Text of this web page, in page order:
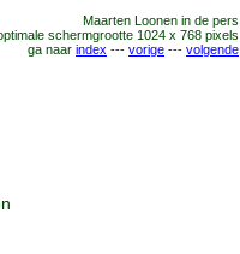
Maarten Loonen in de pers
schermgrootte 1024 x 768 pixels
ga naar index --- vorige --- volgende